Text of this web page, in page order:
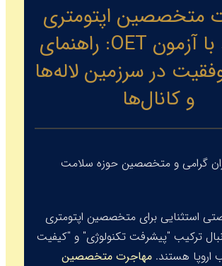
متخصصین اپتومتری
به هلند با آزمون OET: راهنمای
در سرزمین لاله‌ها
و کانال‌ها
گرامی و متخصصین حوزه سلامت
فرصتی استثنایی برای متخصصین اپتومتری
ترکیب "پیشرفت تکنولوژی" و "کیفیت
اروپا هستند. مهاجرت متخصصین